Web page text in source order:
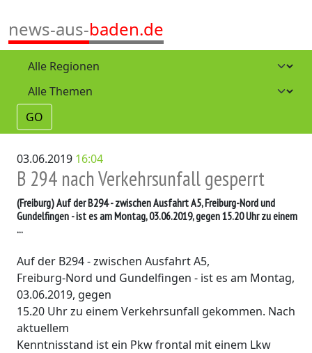
news-aus-baden.de
GO
03.06.2019 16:04
B 294 nach Verkehrsunfall gesperrt
(Freiburg)Auf der B294 - zwischen Ausfahrt A5, Freiburg-Nord und
Gundelfingen - ist es am Montag, 03.06.2019, gegen 15.20 Uhr zu einem
...
Auf der B294 - zwischen Ausfahrt A5,
Freiburg-Nord und Gundelfingen - ist es am Montag,
03.06.2019, gegen
15.20 Uhr zu einem Verkehrsunfall gekommen. Nach
aktuellem
Kenntnisstand ist ein Pkw frontal mit einem Lkw